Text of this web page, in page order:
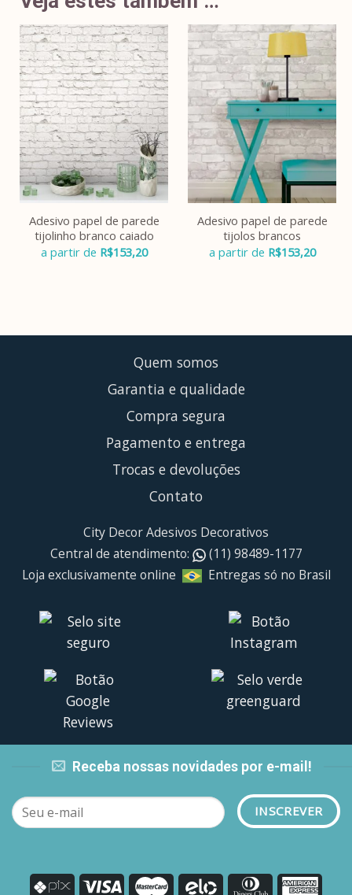
Adesivo papel de parede
tijolinho branco caiado
a partir de R$153,20
Adesivo papel de parede
tijolos brancos
a partir de R$153,20
Quem somos
Garantia e qualidade
Compra segura
Pagamento e entrega
Trocas e devoluções
Contato
City Decor Adesivos Decorativos
Central de atendimento:
(11) 98489-1177
Loja exclusivamente online
Entregas só no Brasil
Receba nossas novidades por e-mail!